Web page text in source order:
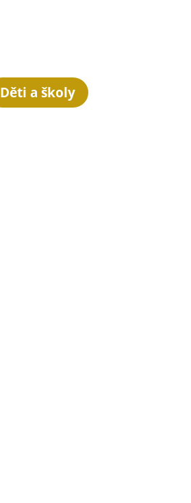
Děti a školy